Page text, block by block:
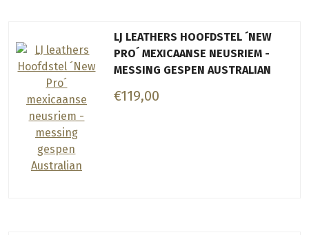
LJ LEATHERS HOOFDSTEL ´NEW
PRO´ MEXICAANSE NEUSRIEM -
MESSING GESPEN AUSTRALIAN
€119,00